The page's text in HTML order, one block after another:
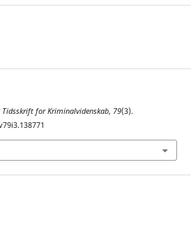
Tidsskrift for Kriminalvidenskab, 79(3).